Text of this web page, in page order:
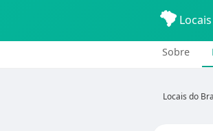
Sobre
Locais do